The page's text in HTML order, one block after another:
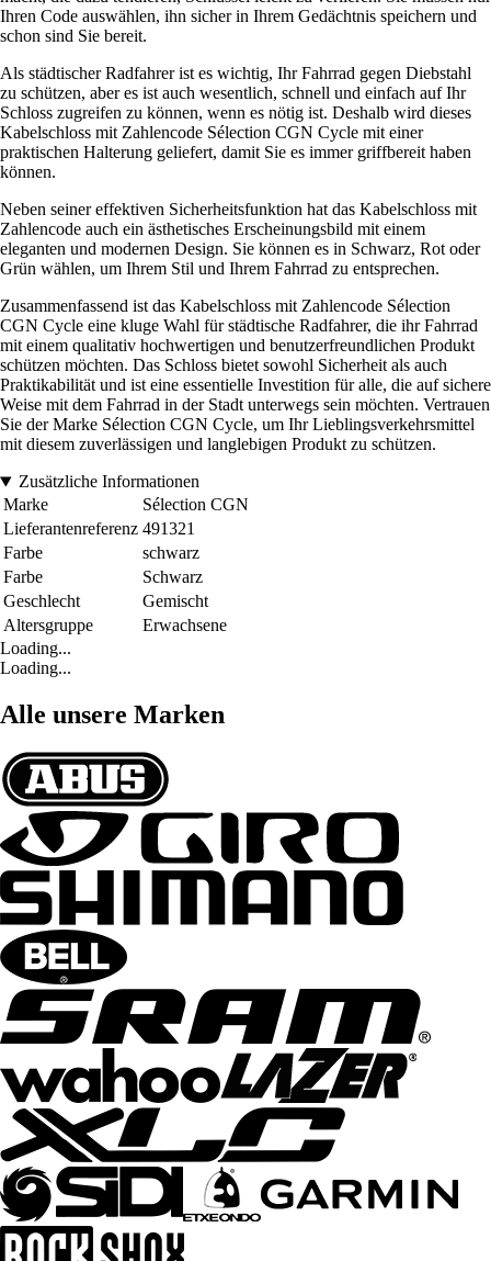
Ihren Code auswählen, ihn sicher in Ihrem Gedächtnis speichern und
schon sind Sie bereit.
Als städtischer Radfahrer ist es wichtig, Ihr Fahrrad gegen Diebstahl
zu schützen, aber es ist auch wesentlich, schnell und einfach auf Ihr
Schloss zugreifen zu können, wenn es nötig ist. Deshalb wird dieses
Kabelschloss mit Zahlencode Sélection CGN Cycle mit einer
praktischen Halterung geliefert, damit Sie es immer griffbereit haben
können.
Neben seiner effektiven Sicherheitsfunktion hat das Kabelschloss mit
Zahlencode auch ein ästhetisches Erscheinungsbild mit einem
eleganten und modernen Design. Sie können es in Schwarz, Rot oder
Grün wählen, um Ihrem Stil und Ihrem Fahrrad zu entsprechen.
Zusammenfassend ist das Kabelschloss mit Zahlencode Sélection
CGN Cycle eine kluge Wahl für städtische Radfahrer, die ihr Fahrrad
mit einem qualitativ hochwertigen und benutzerfreundlichen Produkt
schützen möchten. Das Schloss bietet sowohl Sicherheit als auch
Praktikabilität und ist eine essentielle Investition für alle, die auf sichere
Weise mit dem Fahrrad in der Stadt unterwegs sein möchten. Vertrauen
Sie der Marke Sélection CGN Cycle, um Ihr Lieblingsverkehrsmittel
mit diesem zuverlässigen und langlebigen Produkt zu schützen.
Zusätzliche Informationen
Marke
Sélection CGN
Lieferantenreferenz 491321
Farbe
schwarz
Farbe
Schwarz
Geschlecht
Gemischt
Altersgruppe
Erwachsene
Loading...
Loading...
Alle unsere Marken